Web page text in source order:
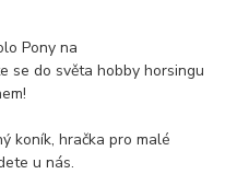
Pony na
se do světa hobby horsingu
koník, hračka pro malé
u nás.